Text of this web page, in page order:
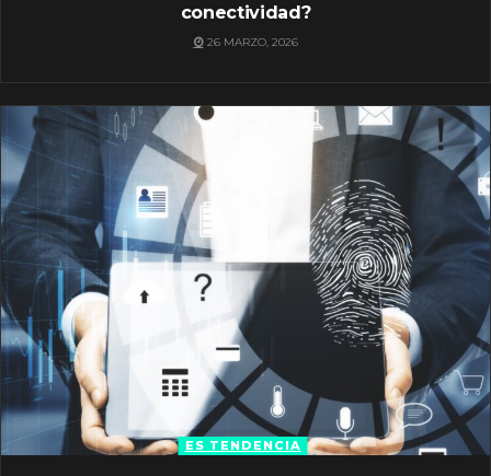
conectividad?
26 MARZO, 2026
ES TENDENCIA